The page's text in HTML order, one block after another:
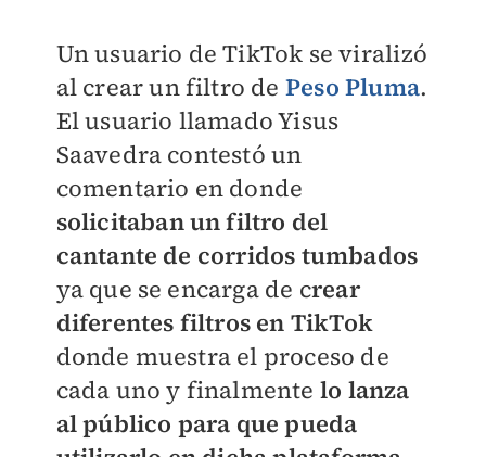
Un usuario de TikTok se viralizó
al crear un filtro de Peso Pluma.
El usuario llamado Yisus
Saavedra contestó un
comentario en donde
solicitaban un filtro del
cantante de corridos tumbados
ya que se encarga de crear
diferentes filtros en TikTok
donde muestra el proceso de
cada uno y finalmente lo lanza
al público para que pueda